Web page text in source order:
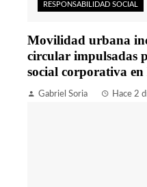
RESPONSABILIDAD SOCIAL
Movilidad urbana
circular impulsadas
social corporativa en
Gabriel Soria Hace 2